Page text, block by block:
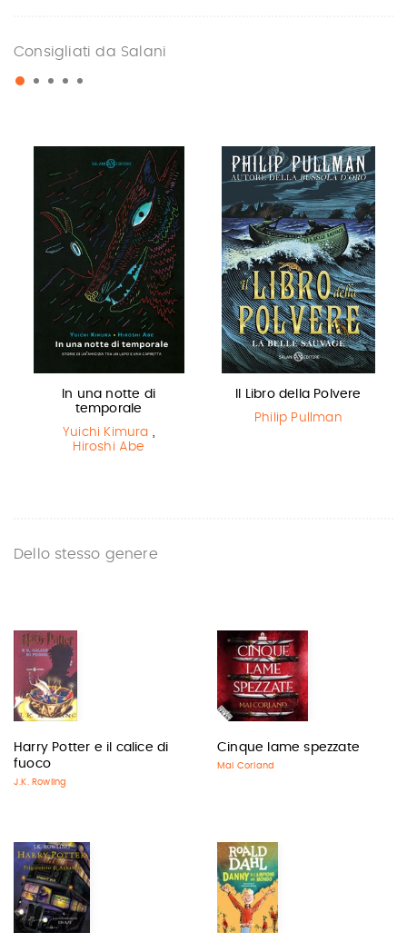
Consigliati da Salani
In una notte di
temporale
Yuichi Kimura ,
Hiroshi Abe
Il Libro della Polvere
Philip Pullman
Dello stesso genere
Harry Potter e il calice di
fuoco
J.K. Rowling
Cinque lame spezzate
Mai Corland